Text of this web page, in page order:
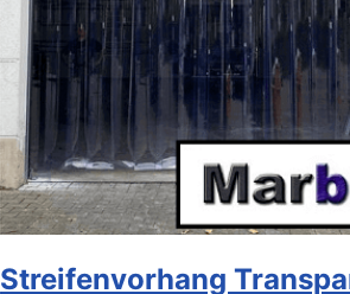
Streifenvorhang